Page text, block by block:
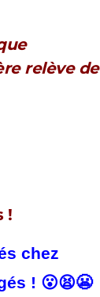
relève de
!
chez
! 😮😫😬